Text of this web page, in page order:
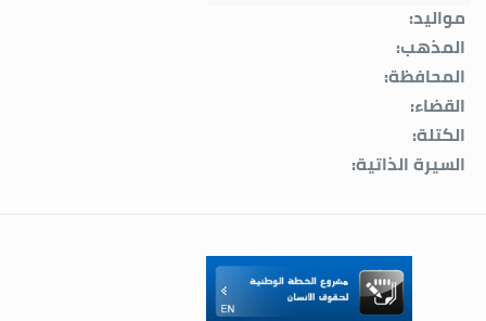
مواليد:
المذهب:
المحافظة:
القضاء:
الكتلة:
السيرة الذاتية: